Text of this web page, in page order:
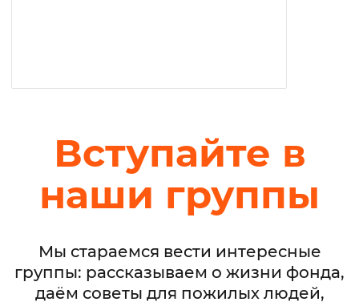
Вступайте в
наши группы
Мы стараемся вести интересные
группы: рассказываем о жизни фонда,
даём советы для пожилых людей,